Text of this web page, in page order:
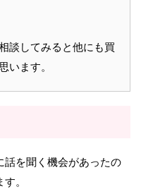
談してみると他にも買
います。
話を聞く機会があったの
。